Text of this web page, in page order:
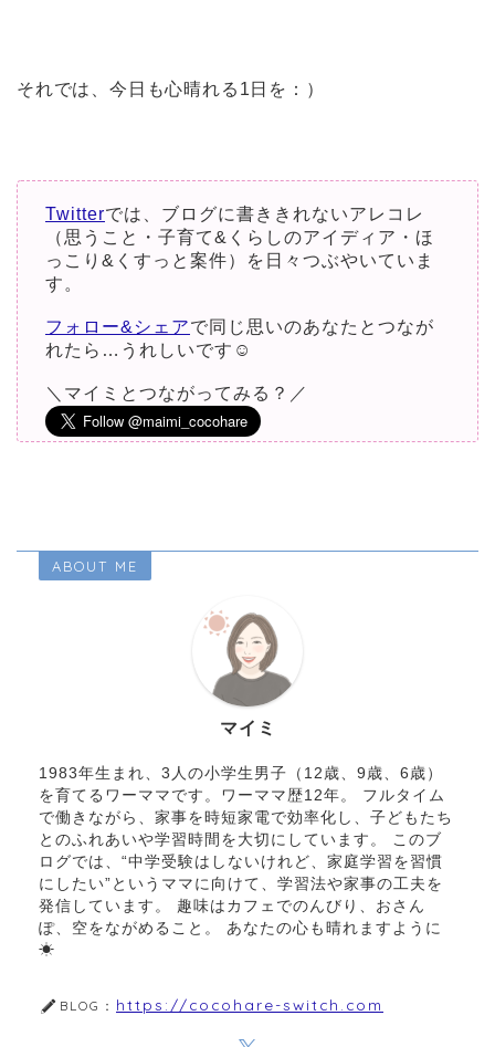
それでは、今日も心晴れる1日を：）
Twitterでは、ブログに書ききれないアレコレ
（思うこと・子育て&くらしのアイディア・ほ
っこり&くすっと案件）を日々つぶやいていま
す。
フォロー&シェアで同じ思いのあなたとつなが
れたら…うれしいです☺︎
＼マイミとつながってみる？／
ABOUT ME
マイミ
1983年生まれ、3人の小学生男子（12歳、9歳、6歳）
を育てるワーママです。ワーママ歴12年。 フルタイム
で働きながら、家事を時短家電で効率化し、子どもたち
とのふれあいや学習時間を大切にしています。 このブ
ログでは、“中学受験はしないけれど、家庭学習を習慣
にしたい”というママに向けて、学習法や家事の工夫を
発信しています。 趣味はカフェでのんびり、おさん
ぽ、空をながめること。 あなたの心も晴れますように
☀︎
BLOG： https://cocohare-switch.com